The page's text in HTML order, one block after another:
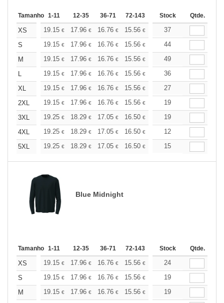
Tamanho 1-11 12-35 36-71 72-143 144-287 288 +
Stock Qtde.
XS 19.15 € 17.96 € 16.76 € 15.56 € 14.36€
37
S
19.15 € 17.96 € 16.76 € 15.56 € 14.36€
44
M
19.15 € 17.96 € 16.76 € 15.56 € 14.36€
49
L
19.15 € 17.96 € 16.76 € 15.56 € 14.36€
36
XL
19.15 € 17.96 € 16.76 € 15.56 € 14.36€
27
2XL
19.15 € 17.96 € 16.76 € 15.56 € 14.36€
19
3XL
19.25 € 18.29 € 17.05 € 16.50 € 15.68€
19
4XL
19.25 € 18.29 € 17.05 € 16.50 € 15.68€
12
5XL
19.25 € 18.29 € 17.05 € 16.50 € 15.68€
15
Blue Midnight
Tamanho 1-11 12-35 36-71 72-143 144-287 288 +
Stock Qtde.
XS 19.15 € 17.96 € 16.76 € 15.56 € 14.36€
24
S
19.15 € 17.96 € 16.76 € 15.56 € 14.36€
19
M
19.15 € 17.96 € 16.76 € 15.56 € 14.36€
19